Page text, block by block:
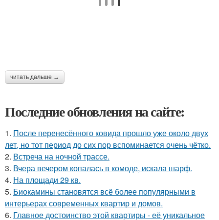
читать дальше →
Последние обновления на сайте:
1. После перенесённого ковида прошло уже около двух
лет, но тот период до сих пор вспоминается очень чётко.
2. Встреча на ночной трассе.
3. Вчера вечером копалась в комоде, искала шарф.
4. На площади 29 кв.
5. Биокамины становятся всё более популярными в
интерьерах современных квартир и домов.
6. Главное достоинство этой квартиры - её уникальное